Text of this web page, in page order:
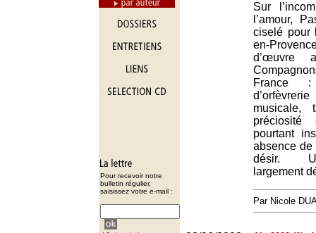
Pour recevoir notre
bulletin régulier,
saisissez votre e-mail :
Sur
l’amour,
ciselé pour
en-
d’œuvre
France
musicale,
pourtant
absence
désir.
largement
Par Nicole